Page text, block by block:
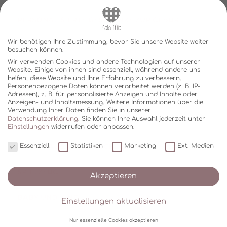
PERSONALISIERTE GESCHENKE ZUR GEBURT
JABADABADO
FRESK
ALLE PRODUKTE
SALE
PERSONALISIERTE KUSCHELTIERE
BABY UND KIND
KUSCHELDECKEN
Wir benötigen Ihre Zustimmung, bevor Sie unsere Website weiter
besuchen können.
Wir verwenden Cookies und andere Technologien auf unserer
Website. Einige von ihnen sind essenziell, während andere uns
helfen, diese Website und Ihre Erfahrung zu verbessern.
Personenbezogene Daten können verarbeitet werden (z. B. IP-
Adressen), z. B. für personalisierte Anzeigen und Inhalte oder
Anzeigen- und Inhaltsmessung. Weitere Informationen über die
Verwendung Ihrer Daten finden Sie in unserer
Datenschutzerklärung Sie können Ihre Auswahl jederzeit unter
Einstellungen widerrufen oder anpassen.
Essenziell Statistiken Marketing Ext. Medien
Akzeptieren
Einstellungen aktualisieren
Nur essenzielle Cookies akzeptieren